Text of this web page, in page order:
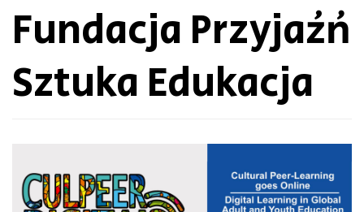
Fundacja Przyjaźń
Sztuka Edukacja